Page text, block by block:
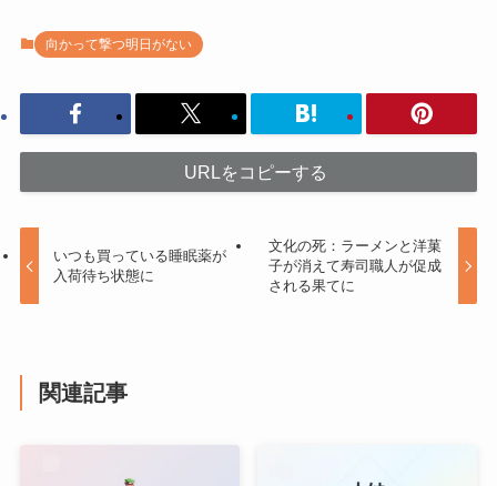
向かって撃つ明日がない
URLをコピーする
いつも買っている睡眠薬が
入荷待ち状態に
文化の死：ラーメンと洋菓
子が消えて寿司職人が促成
される果てに
関連記事